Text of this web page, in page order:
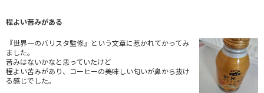
程よい苦みがある
『世界一のバリスタ監修』という文章に惹かれてかってみ
ました。
苦みはないかなと思っていたけど
程よい苦みがあり、コーヒーの美味しい匂いが鼻から抜け
る感じでした。